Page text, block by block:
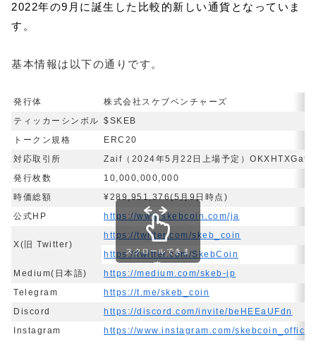
2022年の9月に誕生した比較的新しい通貨となっていま
す。
基本情報は以下の通りです。
発行体
株式会社スケブベンチャーズ
ティッカーシンボル $SKEB
トークン規格
ERC20
対応取引所
Zaif（2024年5月22日上場予定）
発行枚数
10,000,000,000
時価総額
¥289,951,376(5月9日時点)
公式HP
https://www.skebcoin.com/ja
X(旧 Twitter)
https://twitter.com/skeb_coin
https://twitter.com/SkebCoin
Medium(日本語)
https://medium.com/skeb-jp
Telegram
https://t.me/skeb_coin
Discord
https://discord.com/invite/beHEEaUFdn
Instagram
https://www.instagram.com/
スクロールできま
す